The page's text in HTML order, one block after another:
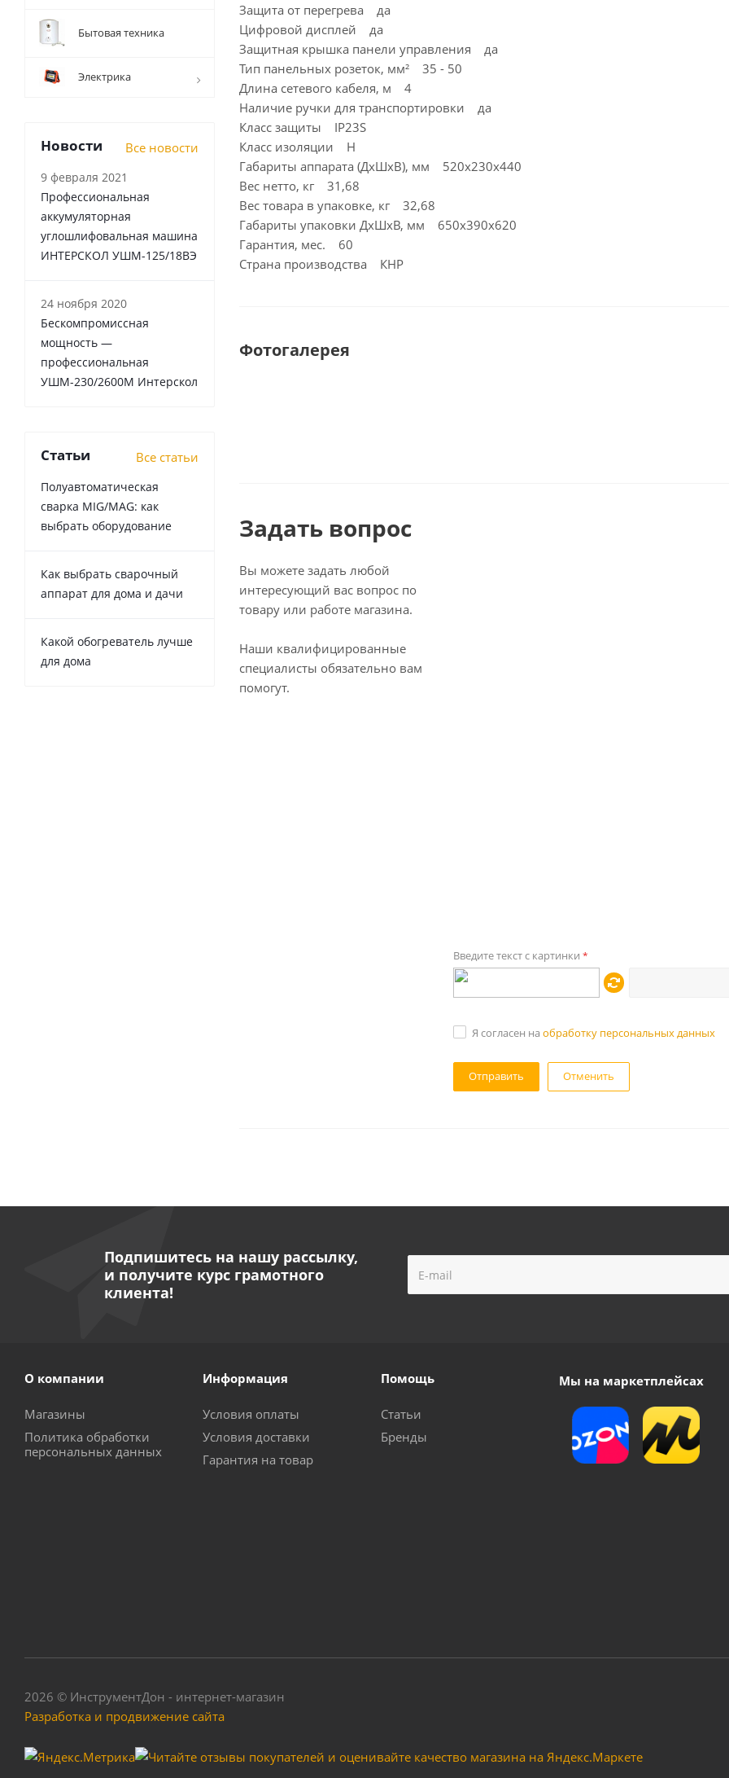
Защита от перегрева да
Цифровой дисплей да
Защитная крышка панели управления да
Тип панельных розеток, мм² 35 - 50
Длина сетевого кабеля, м 4
Наличие ручки для транспортировки да
Класс защиты IP23S
Класс изоляции H
Габариты аппарата (ДхШхВ), мм 520х230х440
Вес нетто, кг 31,68
Вес товара в упаковке, кг 32,68
Габариты упаковки ДхШхВ, мм 650x390x620
Гарантия, мес. 60
Страна производства КНР
Фотогалерея
Задать вопрос
Вы можете задать любой
интересующий вас вопрос по
товару или работе магазина.
Наши квалифицированные
специалисты обязательно вам
помогут.
Введите текст с картинки *
Я согласен на обработку персональных данных
Отменить
Бытовая техника
Электрика
Новости Все новости
9 февраля 2021
Профессиональная
аккумуляторная
углошлифовальная машина
ИНТЕРСКОЛ УШМ-125/18ВЭ
24 ноября 2020
Бескомпромиссная
мощность —
профессиональная
УШМ-230/2600М Интерскол
Статьи Все статьи
Полуавтоматическая
сварка MIG/MAG: как
выбрать оборудование
Как выбрать сварочный
аппарат для дома и дачи
Какой обогреватель лучше
для дома
Подпишитесь на нашу рассылку,
и получите курс грамотного
клиента!
О компании
Магазины
Политика обработки
персональных данных
Информация
Условия оплаты
Условия доставки
Гарантия на товар
Помощь
Статьи
Бренды
Мы на маркетплейсах
2026 © ИнструментДон - интернет-магазин
Разработка и продвижение сайта